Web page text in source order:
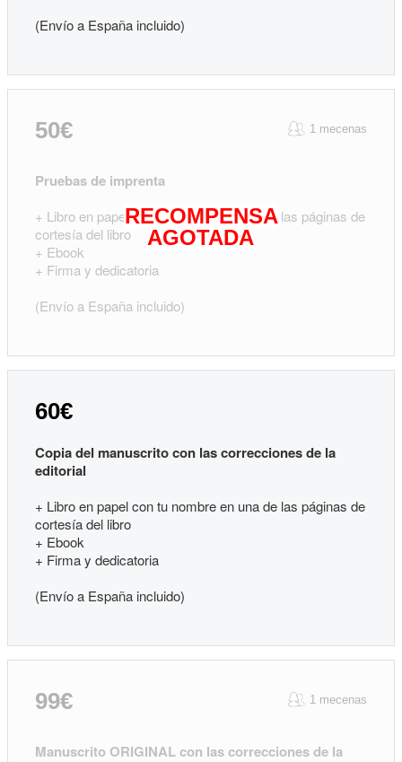
(Envío a España incluido)
50€ 1 mecenas
Pruebas de imprenta
+ Libro en papel con tu nombre en una de las páginas de
cortesía del libro
+ Ebook
+ Firma y dedicatoria
(Envío a España incluido)
RECOMPENSA
AGOTADA
60€
Copia del manuscrito con las correcciones de la
editorial
+ Libro en papel con tu nombre en una de las páginas de
cortesía del libro
+ Ebook
+ Firma y dedicatoria
(Envío a España incluido)
99€ 1 mecenas
Manuscrito ORIGINAL con las correcciones de la